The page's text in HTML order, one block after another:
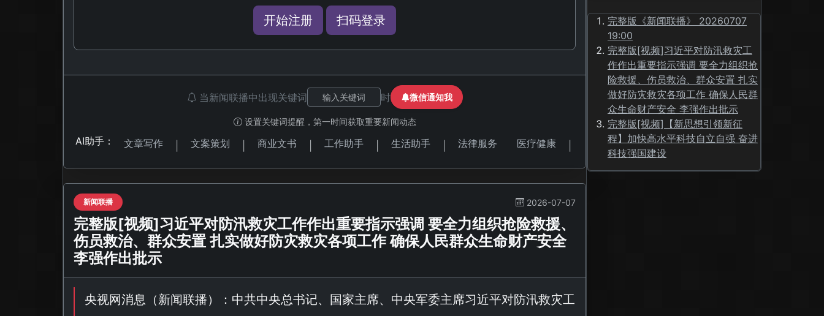
开始注册 扫码登录
当新闻联播中出现关键词 时 微信通知我
设置关键词提醒，第一时间获取重要新闻动态
AI助手： 文章写作 文案策划 商业文书 工作助手 生活助手 法律服务 医疗健康
新闻联播 2026-07-07
完整版[视频]习近平对防汛救灾工作作出重要指示强调 要全力组织抢险救援、
伤员救治、群众安置 扎实做好防灾救灾各项工作 确保人民群众生命财产安全
李强作出批示
央视网消息（新闻联播）：中共中央总书记、国家主席、中央军委主席习近平对防汛救灾工
完整版《新闻联播》 20260707
19:00
完整版[视频]习近平对防汛救灾工
作作出重要指示强调 要全力组织抢
险救援、伤员救治、群众安置 扎实
做好防灾救灾各项工作 确保人民群
众生命财产安全 李强作出批示
完整版[视频]【新思想引领新征
程】加快高水平科技自立自强 奋进
科技强国建设